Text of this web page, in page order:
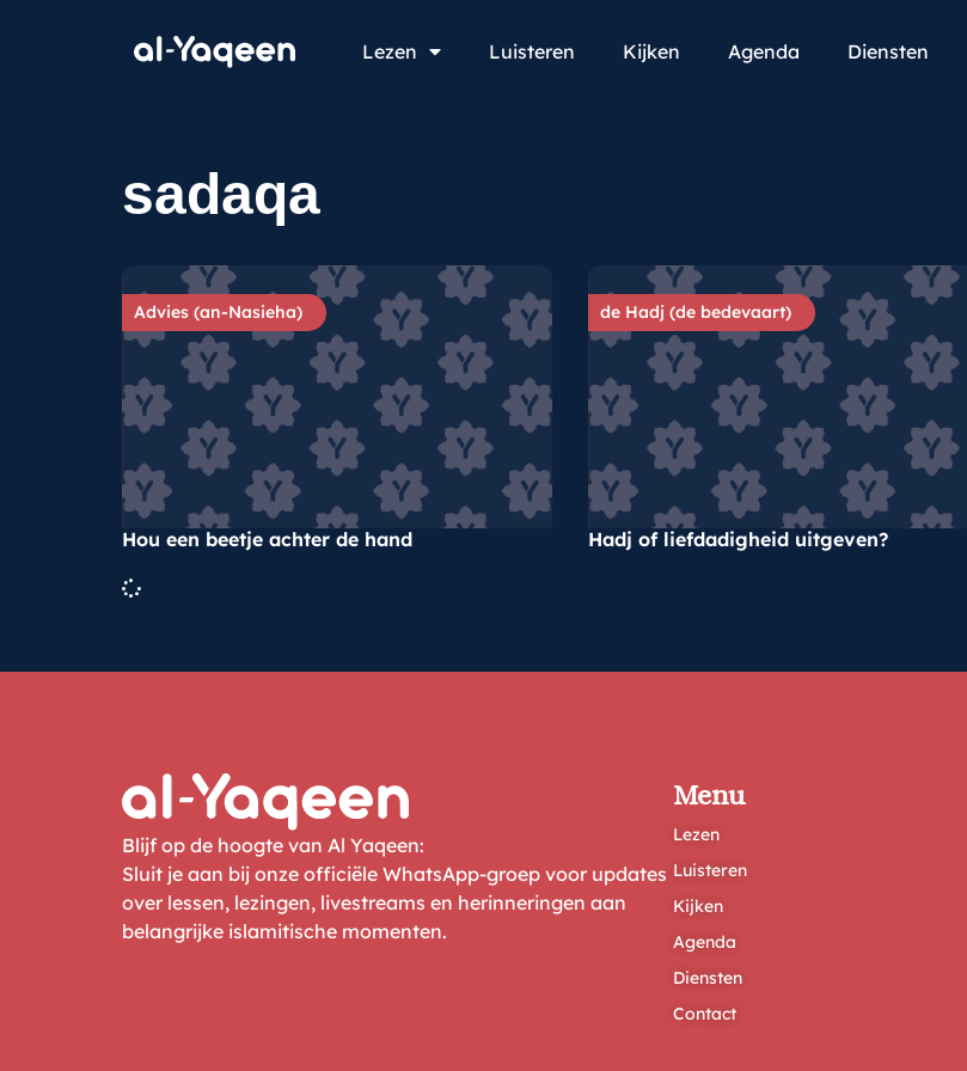
Lezen Luisteren Kijken Agenda Diensten
sadaqa
Advies (an-Nasieha)
Hou een beetje achter de hand
de Hadj (de bedevaart)
Hadj of liefdadigheid uitgeven?
Blijf op de hoogte van Al Yaqeen:
Sluit je aan bij onze officiële WhatsApp-groep voor updates
over lessen, lezingen, livestreams en herinneringen aan
belangrijke islamitische momenten.
Menu
Lezen
Luisteren
Kijken
Agenda
Diensten
Contact